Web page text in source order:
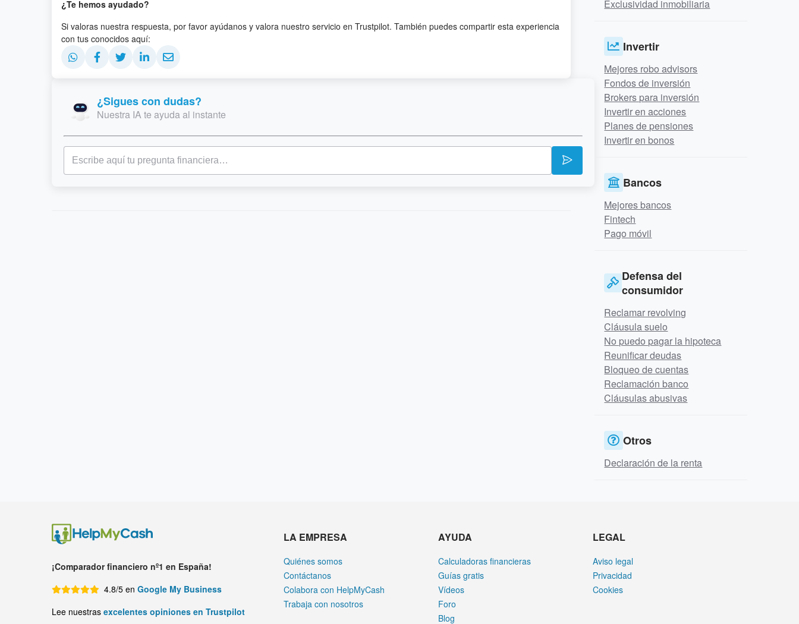
¿Te hemos ayudado?
Si valoras nuestra respuesta, por favor ayúdanos y valora nuestro servicio en Trustpilot. También puedes compartir esta experiencia
con tus conocidos aquí:
¿Sigues con dudas?
Nuestra IA te ayuda al instante
Exclusividad inmobiliaria
Invertir
Mejores robo advisors
Fondos de inversión
Brokers para inversión
Invertir en acciones
Planes de pensiones
Invertir en bonos
Bancos
Mejores bancos
Fintech
Pago móvil
Defensa del
consumidor
Reclamar revolving
Cláusula suelo
No puedo pagar la hipoteca
Reunificar deudas
Bloqueo de cuentas
Reclamación banco
Cláusulas abusivas
Otros
Declaración de la renta
¡Comparador financiero nº1 en España!
4.8/5 en Google My Business
Lee nuestras excelentes opiniones en Trustpilot
LA EMPRESA
Quiénes somos
Contáctanos
Colabora con HelpMyCash
Trabaja con nosotros
AYUDA
Calculadoras financieras
Guías gratis
Vídeos
Foro
Blog
LEGAL
Aviso legal
Privacidad
Cookies